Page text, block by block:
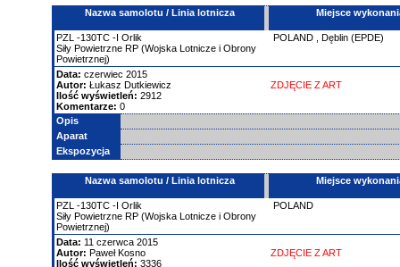
Nazwa samolotu / Linia lotnicza Miejsce
PZL -130TC -I Orlik
Siły Powietrzne RP (Wojska Lotnicze i Obrony
Powietrznej)
POLAND Dęblin (EPDE)
Data: czerwiec 2015
Autor: Łukasz Dutkiewicz
Ilość wyświetleń: 2912
Komentarze: 0
ZDJĘCIE Z ART
Opis
Aparat
Ekspozycja
Nazwa samolotu / Linia lotnicza Miejsce
PZL -130TC -I Orlik
Siły Powietrzne RP (Wojska Lotnicze i Obrony
Powietrznej)
POLAND
Data: 11 czerwca 2015
Autor: Paweł Kosno
Ilość wyświetleń: 3336
ZDJĘCIE Z ART